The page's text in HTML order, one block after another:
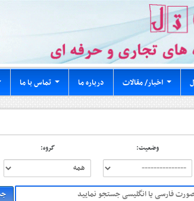
تماس با ما درباره ما اخبار/ مقالات
وضعیت: گروه: